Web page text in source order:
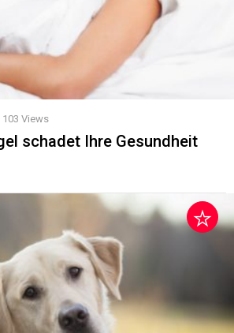
103 Views
schadet Ihre Gesundheit